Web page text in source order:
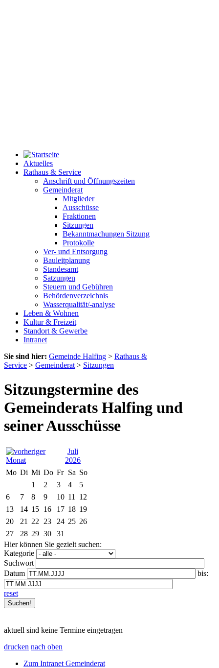
Aktuelles
Rathaus & Service
Anschrift und Öffnungszeiten
Gemeinderat
Mitglieder
Ausschüsse
Fraktionen
Sitzungen
Bekanntmachungen Sitzung
Protokolle
Ver- und Entsorgung
Bauleitplanung
Standesamt
Satzungen
Steuern und Gebühren
Behördenverzeichnis
Wasserqualität/-analyse
Leben & Wohnen
Kultur & Freizeit
Standort & Gewerbe
Intranet
Sie sind hier: Gemeinde Halfing > Rathaus &
Service > Gemeinderat > Sitzungen
Sitzungstermine des
Gemeinderats Halfing und
seiner Ausschüsse
Juli
2026
Mo Di Mi Do Fr Sa So
1
2 3 4
5
6
7 8 9 10 11
12
13
14 15 16 17 18 19
20
21 22 23 24 25 26
27
28 29 30
31
Hier können Sie gezielt suchen:
Kategorie
Suchwort
Datum
bis:
reset
aktuell sind keine Termine eingetragen
drucken nach oben
Zum Intranet Gemeinderat